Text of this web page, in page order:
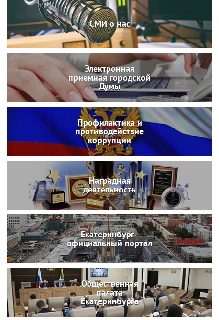
СМИ о нас
Электронная
приемная городской
Думы
Профилактика и
противодействие
коррупции
Наградная
деятельность
Екатеринбург -
официальный портал
Общественная
палата
Екатеринбурга